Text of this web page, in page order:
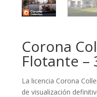
Corona
Flotante –
La licencia Corona
de visualización